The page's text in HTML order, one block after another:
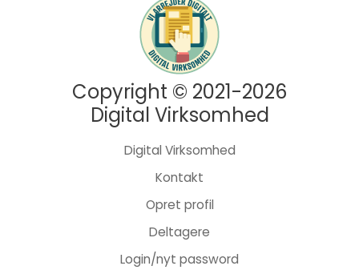
Copyright © 2021-2026
Digital Virksomhed
Digital Virksomhed
Kontakt
Opret profil
Deltagere
Login/nyt password